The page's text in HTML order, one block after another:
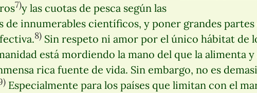
7)y las cuotas de pesca según las
de innumerables científicos, y poner grandes partes
8) Sin respeto ni amor por el único hábitat de
está mordiendo la mano del que la alimenta y
rica fuente de vida. Sin embargo, no es
Especialmente para los países que limitan con el